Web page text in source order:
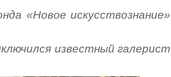
«Новое искусствознание»
известный галерист